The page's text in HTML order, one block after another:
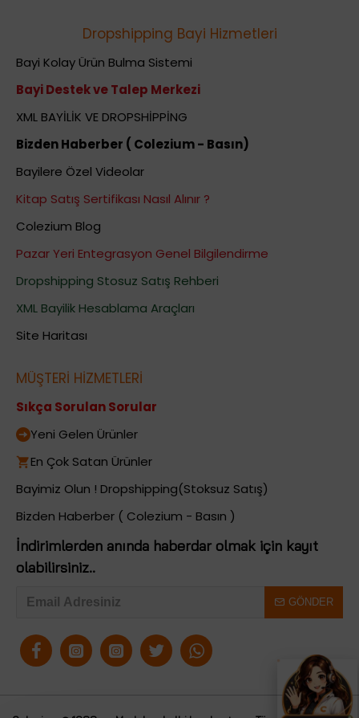
Dropshipping Bayi Hizmetleri
Bayi Kolay Ürün Bulma Sistemi
Bayi Destek ve Talep Merkezi
XML BAYİLİK VE DROPSHİPPİNG
Bizden Haberber ( Colezium - Basın)
Bayilere Özel Videolar
Kitap Satış Sertifikası Nasıl Alınır ?
Colezium Blog
Pazar Yeri Entegrasyon Genel Bilgilendirme
Dropshipping Stosuz Satış Rehberi
XML Bayilik Hesablama Araçları
Site Haritası
MÜŞTERİ HİZMETLERİ
Sıkça Sorulan Sorular
Yeni Gelen Ürünler
En Çok Satan Ürünler
Bayimiz Olun ! Dropshipping(Stoksuz Satış)
Bizden Haberber ( Colezium - Basın )
İndirimlerden anında haberdar olmak için kayıt
olabilirsiniz..
GÖNDER